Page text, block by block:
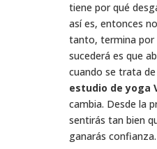
tiene por qué
así es, entonces
tanto, termina por
sucederá es que
cuando se trata
estudio de yoga
cambia. Desde la
sentirás tan bien
ganarás confianza.